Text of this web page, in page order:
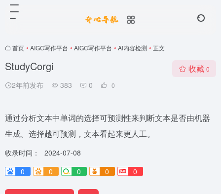
首页 • AIGC写作平台 • AIGC写作平台 • AI内容检测 • 正文
StudyCorgi
2年前发布 383 0 0
收藏 0
通过分析文本中单词的选择可预测性来判断文本是否由机器
生成。选择越可预测，文本看起来更人工。
收录时间：
2024-07-08
0
0 0 0 0